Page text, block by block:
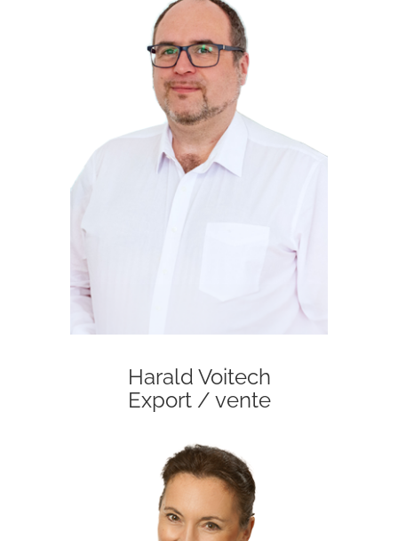
Harald Voitech
Export / vente